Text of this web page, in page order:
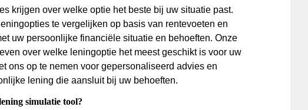
krijgen over welke optie het beste bij uw situatie past.
te vergelijken op basis van rentevoeten en
uw persoonlijke financiële situatie en behoeften. Onze
over welke leningoptie het meest geschikt is voor uw
ons op te nemen voor gepersonaliseerd advies en
lening die aansluit bij uw behoeften.
simulatie tool?